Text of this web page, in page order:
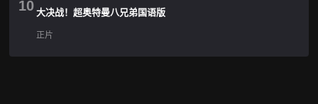
10 大决战！超奥特曼八兄弟国语版
正片